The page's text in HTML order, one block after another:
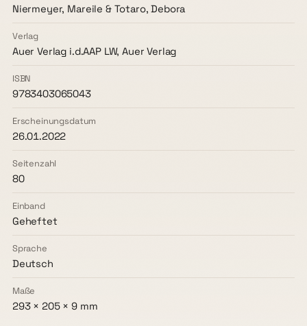
Niermeyer, Mareile & Totaro, Debora
Verlag
Auer Verlag i.d.AAP LW, Auer Verlag
ISBN
9783403065043
Erscheinungsdatum
26.01.2022
Seitenzahl
80
Einband
Geheftet
Sprache
Deutsch
Maße
293 × 205 × 9 mm